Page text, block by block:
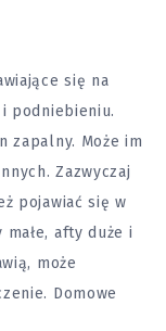
się na
podniebieniu.
zapalny. Może im
Zazwyczaj
pojawiać się w
afty duże i
może
Domowe